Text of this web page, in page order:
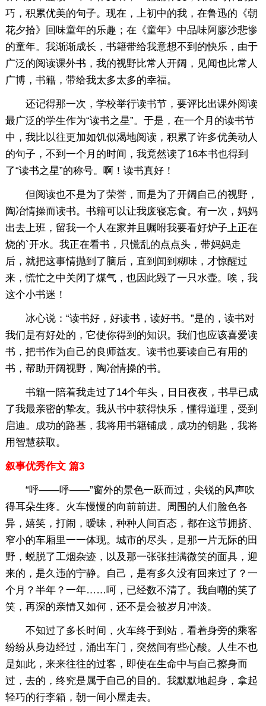
巧，积累优美的句子。现在，上初中的我，在鲁迅的《朝
花夕拾》回味童年的乐趣；在《童年》中品味阿廖沙悲惨
的童年。我渐渐成长，书籍带给我意想不到的快乐，由于
广泛的阅读课外书，我的视野比常人开阔，见闻也比常人
广博，书籍，带给我太多太多的幸福。
还记得那一次，学校举行读书节，要评比出课外阅读
最广泛的学生作为“读书之星”。于是，在一个月的读书节
中，我比以往更加如饥似渴地阅读，积累了许多优美动人
的句子，不到一个月的时间，我竟然读了16本书也得到
了“读书之星”的称号。啊！读书真好！
但阅读也不是为了荣誉，而是为了开阔自己的视野，
陶冶情操而读书。书籍可以让我废寝忘食。有一次，妈妈
出去上班，留我一个人在家并且嘱咐我要看好炉子上正在
烧的`开水。我正在看书，只慌乱的点点头，带妈妈走
后，就把这事情抛到了脑后，直到闻到糊味，才惊醒过
来，慌忙之中关闭了煤气，也因此毁了一只水壶。唉，我
这个小书迷！
冰心说：“读书好，好读书，读好书。”是的，读书对
我们是有好处的，它使你得到的知识。我们也应该喜爱读
书，把书作为自己的良师益友。读书也要读自己有用的
书，帮助开阔视野，陶冶情操的书。
书籍一陪着我走过了14个年头，日日夜夜，书早已成
了我最亲密的挚友。我从书中获得快乐，懂得道理，受到
启迪。成功的路基，我将用书籍铺成，成功的钥匙，我将
用智慧获取。
叙事优秀作文 篇3
“呼——呼——”窗外的景色一跃而过，尖锐的风声吹
得耳朵生疼。火车慢慢的向前前进。周围的人们脸色各
异，嬉笑，打闹，暧昧，种种人间百态，都在这节拥挤、
窄小的车厢里一一体现。城市的尽头，是那一片无际的田
野，蜕脱了工烟杂迹，以及那一张张挂满微笑的面具，迎
来的，是久违的宁静。自己，是有多久没有回来过了？一
个月？半年？一年……呵，已经数不清了。我自嘲的笑了
笑，再深的亲情又如何，还不是会被岁月冲淡。
不知过了多长时间，火车终于到站，看着身旁的乘客
纷纷从身边经过，涌出车门，突然间有些心酸。人生不也
是如此，来来往往的过客，即使在生命中与自己擦身而
过，去的，终究是属于自己的目的。我默默地起身，拿起
轻巧的行李箱，朝一间小屋走去。